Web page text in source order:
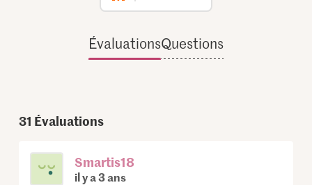
ÉvaluationsQuestions
31 Évaluations
Smartis18
il y a 3 ans